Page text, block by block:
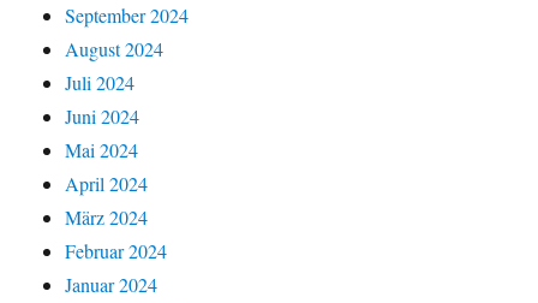
September 2024
August 2024
Juli 2024
Juni 2024
Mai 2024
April 2024
März 2024
Februar 2024
Januar 2024